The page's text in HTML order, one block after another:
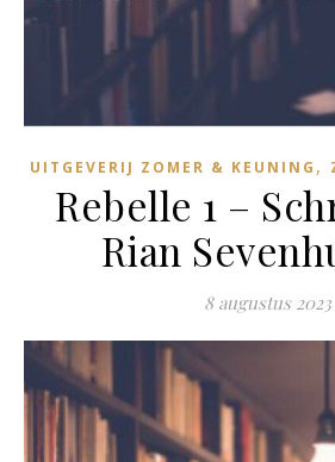
UITGEVERIJ ZOMER & KEUNING ,
Rebelle 1 –
Rian
8 augustus 2023